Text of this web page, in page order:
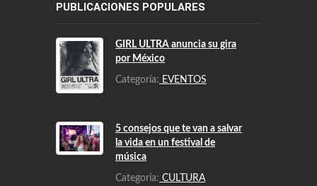
PUBLICACIONES POPULARES
GIRL ULTRA anuncia su gira
por México
Categoría: EVENTOS
5 consejos que te van a salvar
la vida en un festival de
música
Categoría: CULTURA